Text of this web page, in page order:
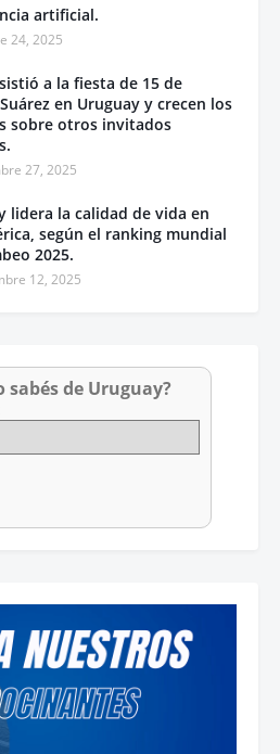
artificial.
24, 2025
a la fiesta de 15 de
en Uruguay y crecen los
sobre otros invitados
27, 2025
lidera la calidad de vida en
según el ranking mundial
2025.
12, 2025
de Uruguay?